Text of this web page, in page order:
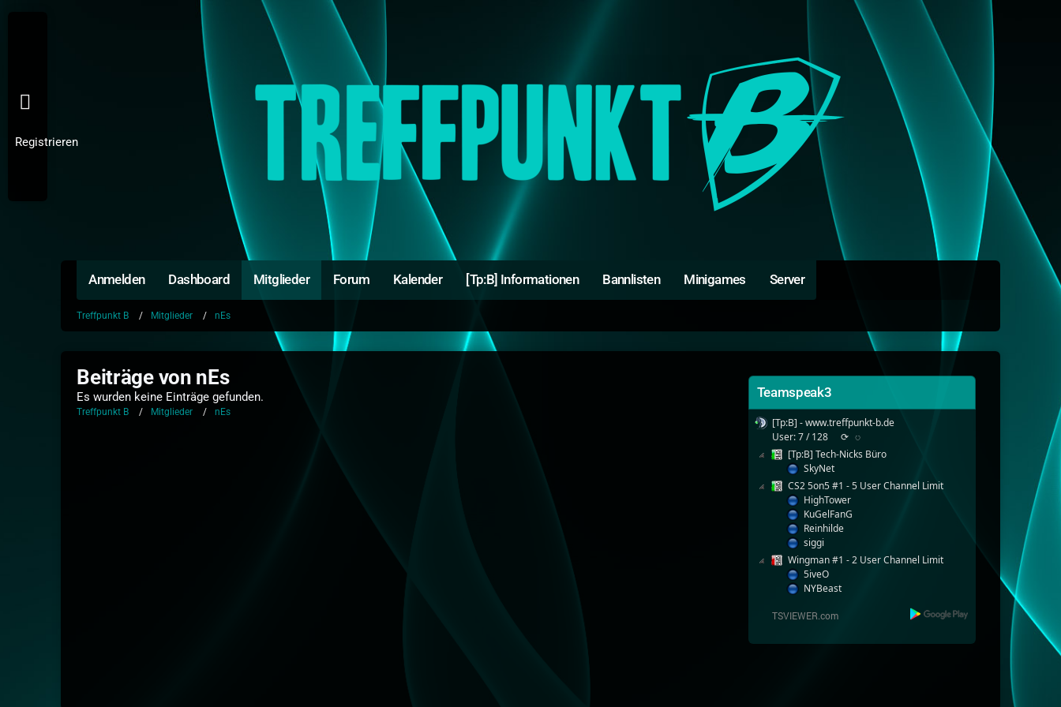
Anmelden Dashboard Mitglieder Forum Kalender [Tp:B] Informationen Bannlisten Minigames Server
Registrieren
Treffpunkt B Mitglieder nEs
Beiträge von nEs
Es wurden keine Einträge gefunden.
Treffpunkt B Mitglieder nEs
Teamspeak3
[Tp:B] - www.treffpunkt-b.de
User: 7 / 128
⟳ ◌
[Tp:B] Tech-Nicks Büro
SkyNet
CS2 5on5 #1 - 5 User Channel Limit
HighTower
KuGelFanG
Reinhilde
siggi
Wingman #1 - 2 User Channel Limit
5iveO
NYBeast